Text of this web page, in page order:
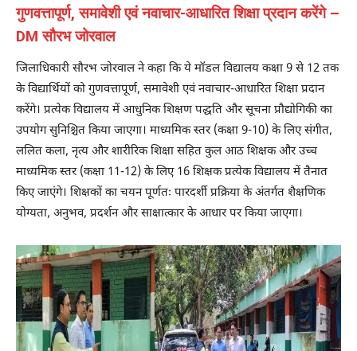
गुणवत्तापूर्ण, समावेशी एवं नवाचार-आधारित शिक्षा प्रदान करेंगे –
DM सौरभ जोरवाल
जिलाधिकारी सौरभ जोरवाल ने कहा कि ये मॉडल विद्यालय कक्षा 9 से 12 तक
के विद्यार्थियों को गुणवत्तापूर्ण, समावेशी एवं नवाचार-आधारित शिक्षा प्रदान
करेंगे। प्रत्येक विद्यालय में आधुनिक शिक्षण पद्धति और सूचना प्रौद्योगिकी का
उपयोग सुनिश्चित किया जाएगा। माध्यमिक स्तर (कक्षा 9-10) के लिए संगीत,
ललित कला, नृत्य और शारीरिक शिक्षा सहित कुल आठ शिक्षक और उच्च
माध्यमिक स्तर (कक्षा 11-12) के लिए 16 शिक्षक प्रत्येक विद्यालय में तैनात
किए जाएंगे। शिक्षकों का चयन पूर्णतः पारदर्शी प्रक्रिया के अंतर्गत शैक्षणिक
योग्यता, अनुभव, प्रदर्शन और साक्षात्कार के आधार पर किया जाएगा।